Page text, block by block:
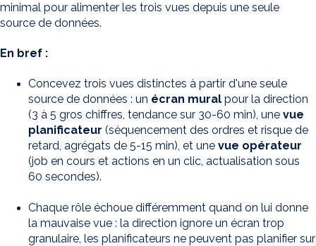
minimal pour alimenter les trois vues depuis une seule
source de données.
En bref :
Concevez trois vues distinctes à partir d'une seule
source de données : un écran mural pour la direction
(3 à 5 gros chiffres, tendance sur 30-60 min), une vue
planificateur (séquencement des ordres et risque de
retard, agrégats de 5-15 min), et une vue opérateur
(job en cours et actions en un clic, actualisation sous
60 secondes).
Chaque rôle échoue différemment quand on lui donne
la mauvaise vue : la direction ignore un écran trop
granulaire, les planificateurs ne peuvent pas planifier sur